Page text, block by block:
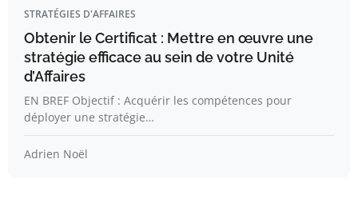
STRATÉGIES D'AFFAIRES
Obtenir le Certificat : Mettre en œuvre une
stratégie efficace au sein de votre Unité
d’Affaires
EN BREF Objectif : Acquérir les compétences pour
déployer une stratégie…
Adrien Noël